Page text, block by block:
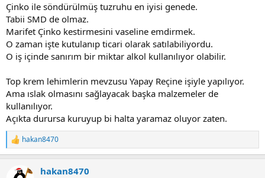
Çinko ile söndürülmüş tuzruhu en iyisi genede.
Tabii SMD de olmaz.
Marifet Çinko kestirmesini vaseline emdirmek.
O zaman işte kutulanıp ticari olarak satılabiliyordu.
O iş içinde sanırım bir miktar alkol kullanılıyor olabilir.
Top krem lehimlerin mevzusu Yapay Reçine işiyle yapılıyor.
Ama ıslak olmasını sağlayacak başka malzemeler de
kullanılıyor.
Açıkta durursa kuruyup bi halta yaramaz oluyor zaten.
R
e
hakan8470
hakan8470